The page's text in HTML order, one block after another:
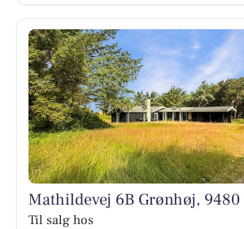
Mathildevej 6B Grønhøj,
Til salg hos